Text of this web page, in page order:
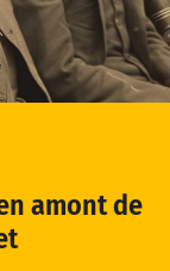
amont de